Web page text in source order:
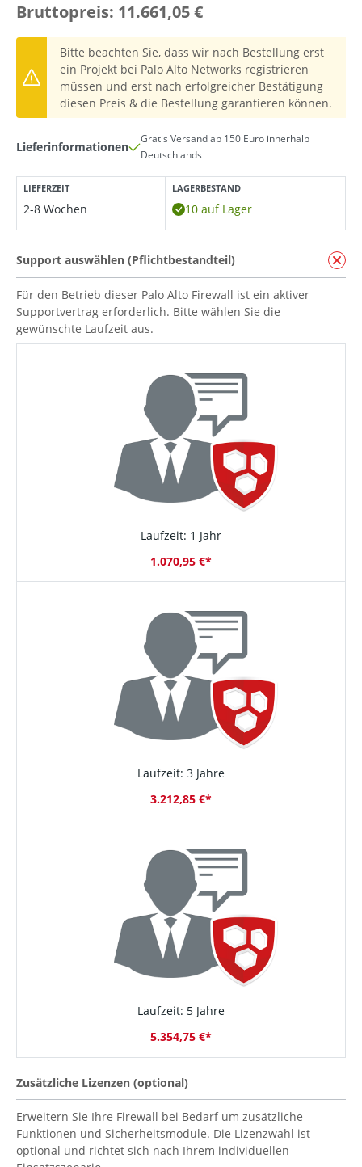
Bruttopreis: 11.661,05 €
Bitte beachten Sie, dass wir nach Bestellung erst
ein Projekt bei Palo Alto Networks registrieren
müssen und erst nach erfolgreicher Bestätigung
diesen Preis & die Bestellung garantieren können.
Lieferinformationen
Gratis Versand ab 150 Euro innerhalb
Deutschlands
LIEFERZEIT
2-8 Wochen
LAGERBESTAND
10 auf Lager
Support auswählen (Pflichtbestandteil)
Für den Betrieb dieser Palo Alto Firewall ist ein aktiver
Supportvertrag erforderlich. Bitte wählen Sie die
gewünschte Laufzeit aus.
Laufzeit: 1 Jahr
1.070,95 €*
Laufzeit: 3 Jahre
3.212,85 €*
Laufzeit: 5 Jahre
5.354,75 €*
Zusätzliche Lizenzen (optional)
Erweitern Sie Ihre Firewall bei Bedarf um zusätzliche
Funktionen und Sicherheitsmodule. Die Lizenzwahl ist
optional und richtet sich nach Ihrem individuellen